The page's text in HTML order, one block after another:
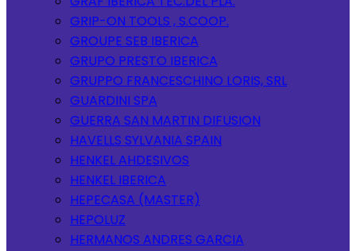
GRIP-ON TOOLS , S.COOP.
GROUPE SEB IBERICA
GRUPO PRESTO IBERICA
GRUPPO FRANCESCHINO LORIS, SRL
GUARDINI SPA
GUERRA SAN MARTIN DIFUSION
HAVELLS SYLVANIA SPAIN
HENKEL AHDESIVOS
HENKEL IBERICA
HEPECASA (MASTER)
HEPOLUZ
HERMANOS ANDRES GARCIA